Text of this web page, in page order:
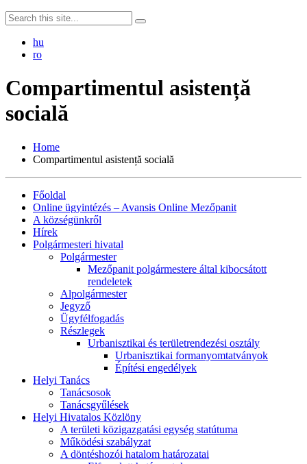
hu
ro
Compartimentul asistență
socială
Home
Compartimentul asistență socială
Főoldal
Online ügyintézés – Avansis Online Mezőpanit
A községünkről
Hírek
Polgármesteri hivatal
Polgármester
Mezőpanit polgármestere által kibocsátott
rendeletek
Alpolgármester
Jegyző
Ügyfélfogadás
Részlegek
Urbanisztikai és területrendezési osztály
Urbanisztikai formanyomtatványok
Építési engedélyek
Helyi Tanács
Tanácsosok
Tanácsgyűlések
Helyi Hivatalos Közlöny
A területi közigazgatási egység statútuma
Működési szabályzat
A döntéshozói hatalom határozatai